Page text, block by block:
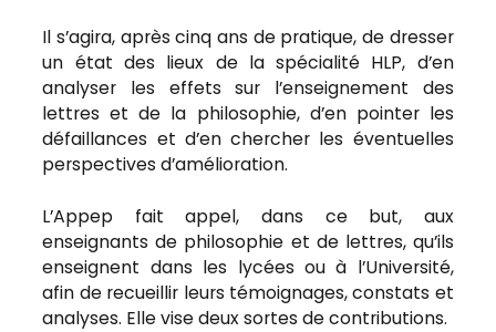
Il s’agira, après cinq ans de pratique, de dresser
un état des lieux de la spécialité HLP, d’en
analyser les effets sur l’enseignement des
lettres et de la philosophie, d’en pointer les
défaillances et d’en chercher les éventuelles
perspectives d’amélioration.
L’Appep fait appel, dans ce but, aux
enseignants de philosophie et de lettres, qu’ils
enseignent dans les lycées ou à l’Université,
afin de recueillir leurs témoignages, constats et
analyses. Elle vise deux sortes de contributions.